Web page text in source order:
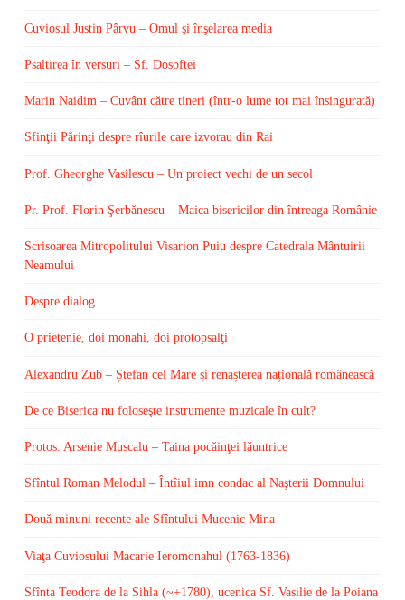
Cuviosul Justin Pârvu – Omul şi înşelarea media
Psaltirea în versuri – Sf. Dosoftei
Marin Naidim – Cuvânt către tineri (într-o lume tot mai însingurată)
Sfinţii Părinţi despre rîurile care izvorau din Rai
Prof. Gheorghe Vasilescu – Un proiect vechi de un secol
Pr. Prof. Florin Şerbănescu – Maica bisericilor din întreaga Românie
Scrisoarea Mitropolitului Visarion Puiu despre Catedrala Mântuirii
Neamului
Despre dialog
O prietenie, doi monahi, doi protopsalţi
Alexandru Zub – Ștefan cel Mare și renașterea națională românească
De ce Biserica nu foloseşte instrumente muzicale în cult?
Protos. Arsenie Muscalu – Taina pocăinţei lăuntrice
Sfîntul Roman Melodul – Întîiul imn condac al Naşterii Domnului
Două minuni recente ale Sfîntului Mucenic Mina
Viaţa Cuviosului Macarie Ieromonahul (1763-1836)
Sfînta Teodora de la Sihla (~+1780), ucenica Sf. Vasilie de la Poiana